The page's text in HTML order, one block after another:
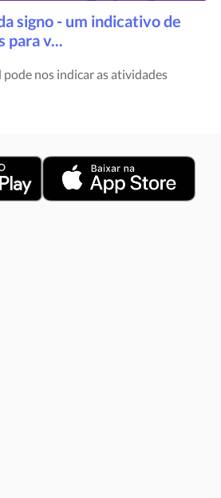
signo - um indicativo de
para v...
nos indicar as atividades